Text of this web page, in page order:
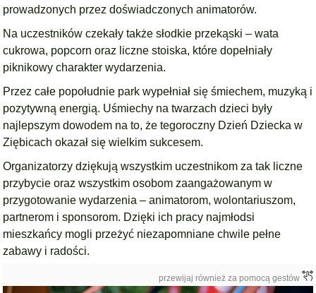
prowadzonych przez doświadczonych animatorów.
Na uczestników czekały także słodkie przekąski – wata
cukrowa, popcorn oraz liczne stoiska, które dopełniały
piknikowy charakter wydarzenia.
Przez całe popołudnie park wypełniał się śmiechem, muzyką i
pozytywną energią. Uśmiechy na twarzach dzieci były
najlepszym dowodem na to, że tegoroczny Dzień Dziecka w
Ziębicach okazał się wielkim sukcesem.
Organizatorzy dziękują wszystkim uczestnikom za tak liczne
przybycie oraz wszystkim osobom zaangażowanym w
przygotowanie wydarzenia – animatorom, wolontariuszom,
partnerom i sponsorom. Dzięki ich pracy najmłodsi
mieszkańcy mogli przeżyć niezapomniane chwile pełne
zabawy i radości.
przewijaj również za pomocą gestów